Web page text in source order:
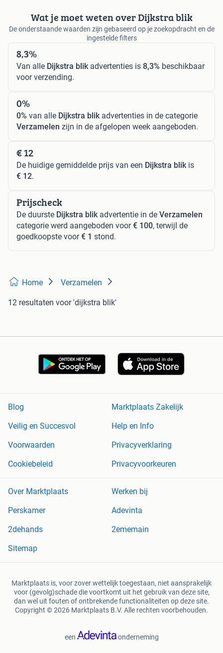
Wat je moet weten over Dijkstra blik
De onderstaande waarden zijn gebaseerd op je zoekopdracht en de
ingestelde filters
8,3%
Van alle Dijkstra blikadvertenties is 8,3% beschikbaar
voor verzending.
0%
0% van alle Dijkstra blikadvertenties in de categorie
Verzamelen zijn in de afgelopen week aangeboden.
€ 12
De huidige gemiddelde prijs van een Dijkstra blikis
€ 12.
Prijscheck
De duurste Dijkstra blikadvertentie in de Verzamelen
categorie werd aangeboden voor€ 100, terwijl de
goedkoopste voor€ 1 stond.
Home Verzamelen
12 resultaten voor 'dijkstra blik'
Blog
Marktplaats Zakelijk
Veilig en Succesvol
Help en Info
Voorwaarden
Privacyverklaring
Cookiebeleid
Privacyvoorkeuren
Over Marktplaats
Werken bij
Perskamer
Adevinta
2dehands
2ememain
Sitemap
Marktplaats is, voor zover wettelijk toegestaan, niet aansprakelijk
voor (gevolg)schade die voortkomt uit het gebruik van deze site,
dan wel uit fouten of ontbrekende functionaliteiten op deze site.
Copyright © 2026 Marktplaats B.V. Alle rechten voorbehouden.
een onderneming